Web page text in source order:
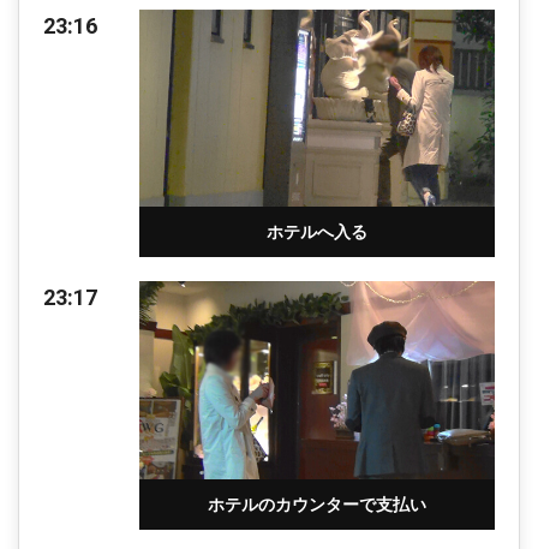
23:16
ホテルへ入る
23:17
ホテルのカウンターで支払い